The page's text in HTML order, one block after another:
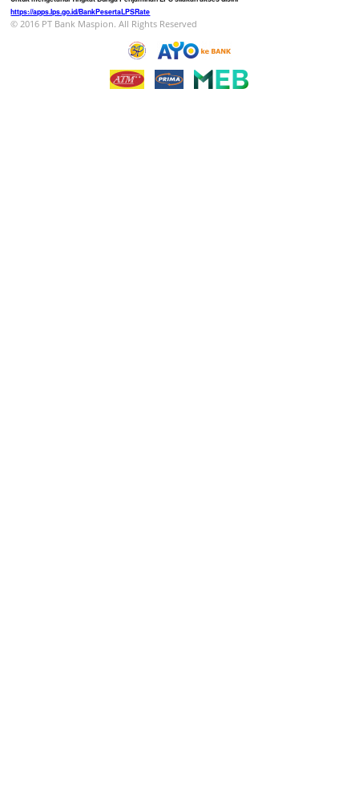
https://apps.lps.go.id/BankPesertaLPSRate
© 2016 PT Bank Maspion. All Rights Reserved